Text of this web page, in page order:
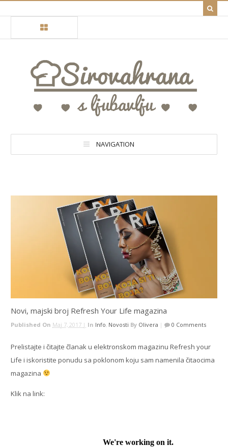
NAVIGATION
Novi, majski broj Refresh Your Life magazina
Published On Мај 7, 2017 | In Info Novosti By Olivera | 0 Comments
Prelistajte i čitajte članak u elektronskom magazinu Refresh your
Life i iskoristite ponudu sa poklonom koju sam namenila čitaocima
magazina
Klik na link: